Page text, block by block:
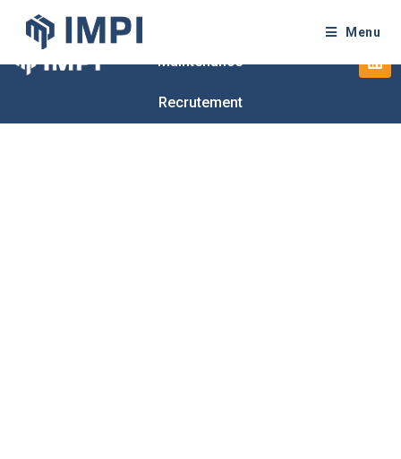
Menu
Maintenance
Recrutement